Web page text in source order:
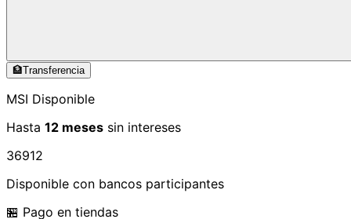
🏦Transferencia
MSI Disponible
Hasta 12 meses sin intereses
36912
Disponible con bancos participantes
🏪 Pago en tiendas